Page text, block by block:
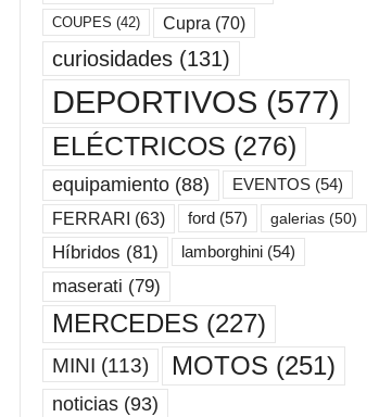
COUPES (42) Cupra (70)
curiosidades(131)
DEPORTIVOS (577)
ELÉCTRICOS (276)
equipamiento(88) EVENTOS(54)
FERRARI (63) ford(57) galerias(50)
Híbridos (81) lamborghini(54)
maserati (79)
MERCEDES (227)
MINI (113) MOTOS (251)
noticias(93)